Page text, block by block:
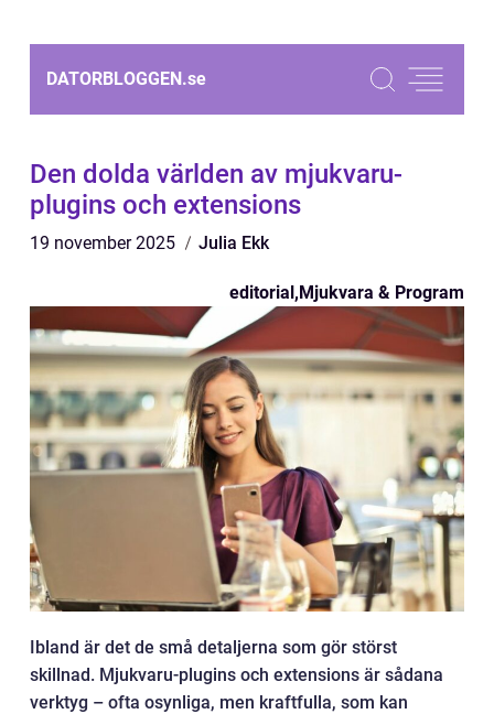
DATORBLOGGEN.se
Den dolda världen av mjukvaru-
plugins och extensions
19 november 2025 Julia Ekk
editorial,Mjukvara & Program
Ibland är det de små detaljerna som gör störst
skillnad. Mjukvaru-plugins och extensions är sådana
verktyg – ofta osynliga, men kraftfulla, som kan